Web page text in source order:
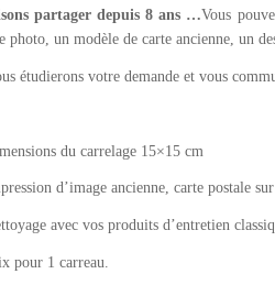
partager depuis 8 ans …Vous
photo, un modèle de carte ancienne, un
étudierons votre demande et vous
du carrelage 15×15 cm
d’image ancienne, carte postale
avec vos produits d’entretien
pour 1 carreau.